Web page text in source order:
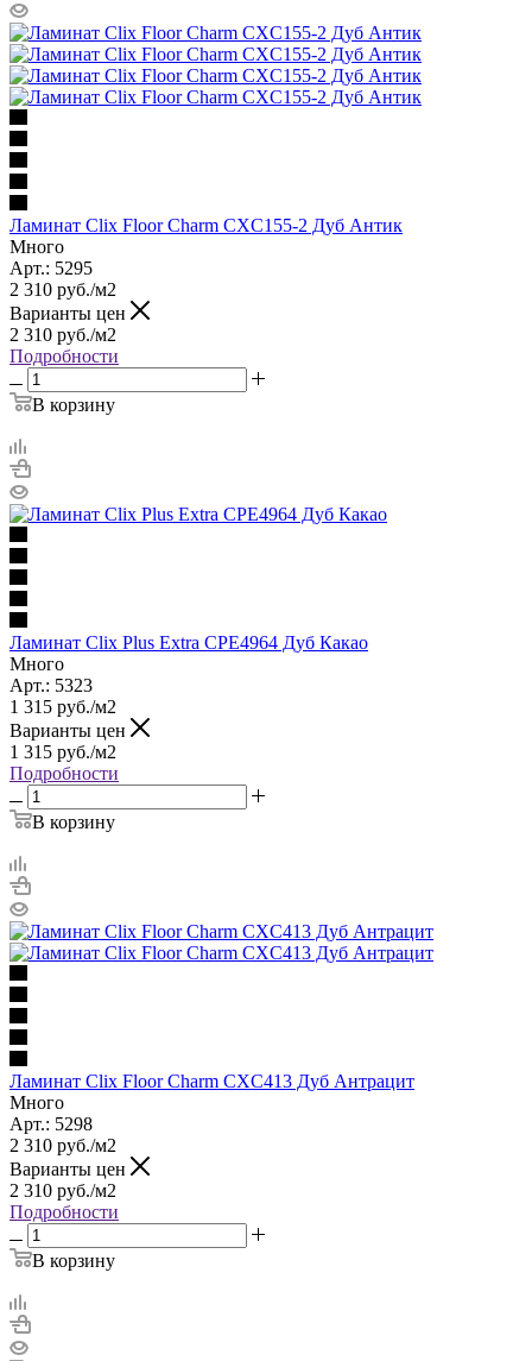
Ламинат Clix Floor Charm CXC155-2 Дуб Антик
Много
Арт.: 5295
2 310 руб./м2
Варианты цен
2 310 руб./м2
Подробности
В корзину
Ламинат Clix Plus Extra CPE4964 Дуб Какао
Много
Арт.: 5323
1 315 руб./м2
Варианты цен
1 315 руб./м2
Подробности
В корзину
Ламинат Clix Floor Charm CXC413 Дуб Антрацит
Много
Арт.: 5298
2 310 руб./м2
Варианты цен
2 310 руб./м2
Подробности
В корзину